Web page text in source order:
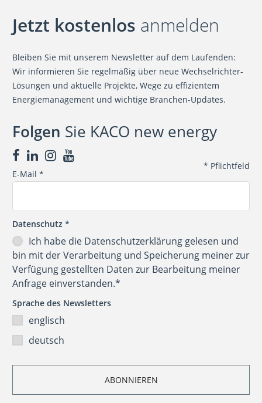
Jetzt kostenlos anmelden
Bleiben Sie mit unserem Newsletter auf dem Laufenden:
Wir informieren Sie regelmäßig über neue Wechselrichter-
Lösungen und aktuelle Projekte, Wege zu effizientem
Energiemanagement und wichtige Branchen-Updates.
Folgen Sie KACO new energy
* Pflichtfeld
E-Mail *
Datenschutz *
Ich habe die Datenschutzerklärung gelesen und
bin mit der Verarbeitung und Speicherung meiner zur
Verfügung gestellten Daten zur Bearbeitung meiner
Anfrage einverstanden.*
Sprache des Newsletters
englisch
deutsch